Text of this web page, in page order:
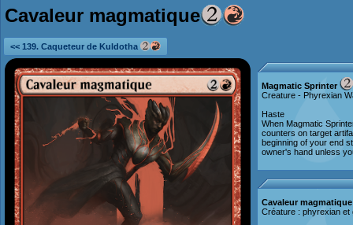
Cavaleur magmatique
<< 139. Caqueteur de Kuldotha
Magmatic Sprinter
Creature - Phyrexian
Haste
When Magmatic
counters on target
beginning of your end
owner's hand unless
Cavaleur magmatique
Créature : phyrexian et